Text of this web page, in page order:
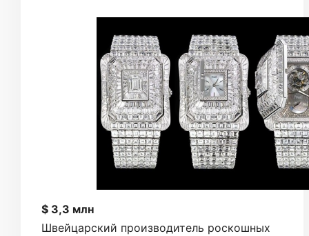
$ 3,3 млн
Швейцарский производитель роскошных